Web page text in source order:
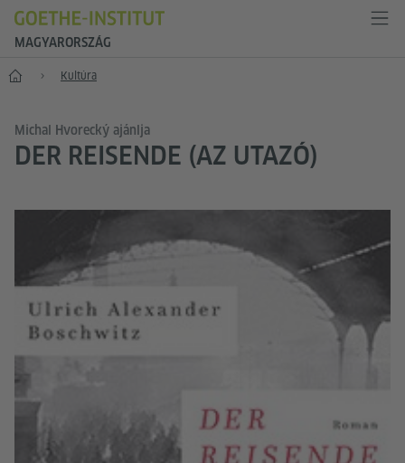
MAGYARORSZÁG
Főoldal Kultúra
Michal Hvorecký ajánlja
DER REISENDE (AZ UTAZÓ)